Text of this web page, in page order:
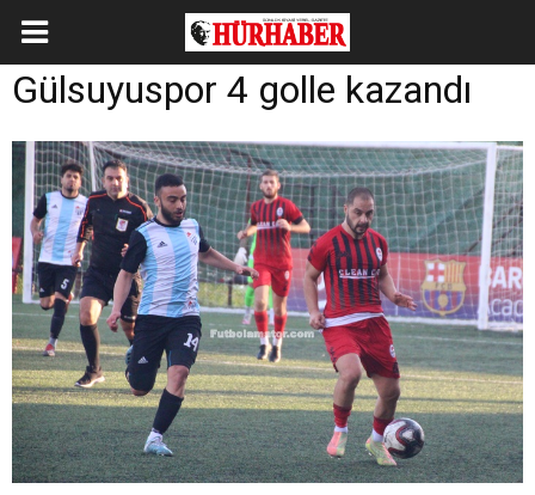
Gülsuyuspor 4 golle kazandı